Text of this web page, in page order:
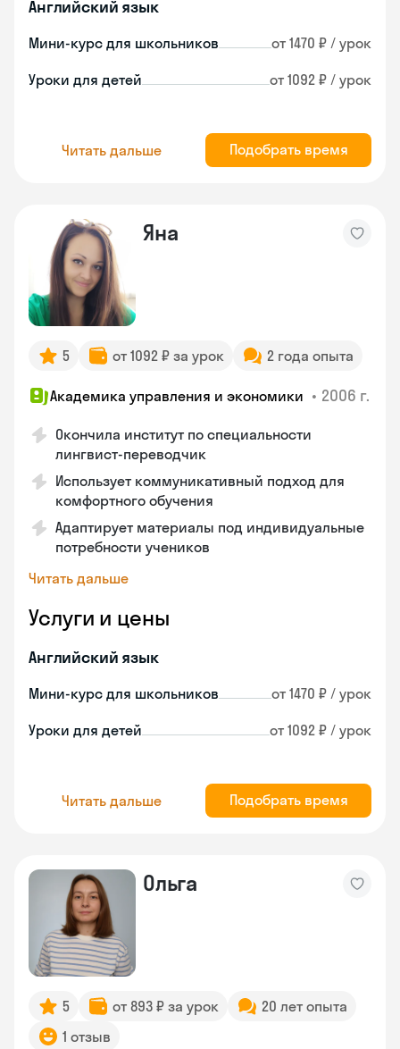
Английский язык
Мини-курс для школьников от 1470 ₽ / урок
Уроки для детей от 1092 ₽ / урок
Читать дальше Подобрать время
Яна
5 от 1092 ₽ за урок 2 года опыта
Академика управления и экономики • 2006 г.
Окончила институт по специальности
лингвист-переводчик
Использует коммуникативный подход для
комфортного обучения
Адаптирует материалы под индивидуальные
потребности учеников
Читать дальше
Услуги и цены
Английский язык
Мини-курс для школьников от 1470 ₽ / урок
Уроки для детей от 1092 ₽ / урок
Читать дальше Подобрать время
Ольга
5 от 893 ₽ за урок
20 лет опыта
1 отзыв